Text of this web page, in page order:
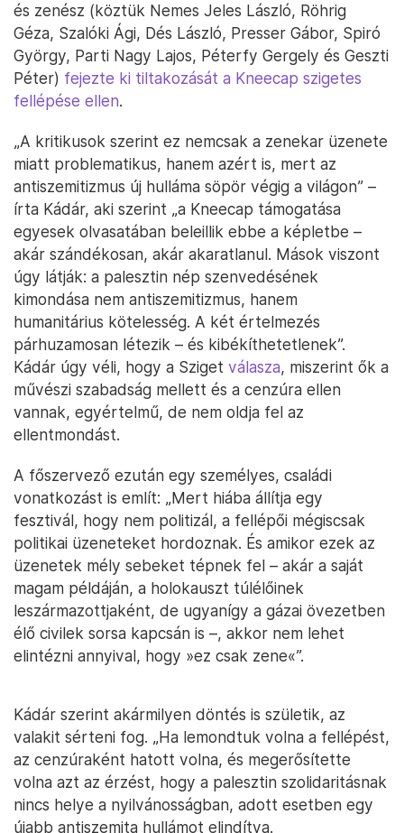
és zenész (köztük Nemes Jeles László, Röhrig
Géza, Szalóki Ági, Dés László, Presser Gábor, Spiró
György, Parti Nagy Lajos, Péterfy Gergely és Geszti
Péter) fejezte ki tiltakozását a Kneecap szigetes
fellépése ellen.
„A kritikusok szerint ez nemcsak a zenekar üzenete
miatt problematikus, hanem azért is, mert az
antiszemitizmus új hulláma söpör végig a világon” –
írta Kádár, aki szerint „a Kneecap támogatása
egyesek olvasatában beleillik ebbe a képletbe –
akár szándékosan, akár akaratlanul. Mások viszont
úgy látják: a palesztin nép szenvedésének
kimondása nem antiszemitizmus, hanem
humanitárius kötelesség. A két értelmezés
párhuzamosan létezik – és kibékíthetetlenek”.
Kádár úgy véli, hogy a Sziget válasza, miszerint ők a
művészi szabadság mellett és a cenzúra ellen
vannak, egyértelmű, de nem oldja fel az
ellentmondást.
A főszervező ezután egy személyes, családi
vonatkozást is említ: „Mert hiába állítja egy
fesztivál, hogy nem politizál, a fellépői mégiscsak
politikai üzeneteket hordoznak. És amikor ezek az
üzenetek mély sebeket tépnek fel – akár a saját
magam példáján, a holokauszt túlélőinek
leszármazottjaként, de ugyanígy a gázai övezetben
élő civilek sorsa kapcsán is –, akkor nem lehet
elintézni annyival, hogy »ez csak zene«”.
Kádár szerint akármilyen döntés is születik, az
valakit sérteni fog. „Ha lemondtuk volna a fellépést,
az cenzúraként hatott volna, és megerősítette
volna azt az érzést, hogy a palesztin szolidaritásnak
nincs helye a nyilvánosságban, adott esetben egy
újabb antiszemita hullámot elindítva.